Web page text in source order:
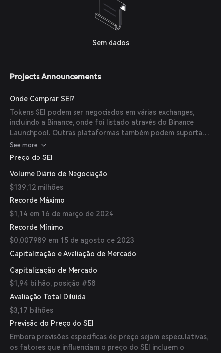
Sem dados
Projects Announcements
Onde Comprar SEI?
Tokens SEI podem ser negociados em várias exchanges,
incluindo a Binance, onde foi listado através do Binance
Launchpool. Outras plataformas também podem suportar
pares de negociação SEI.
See more
Preço do SEI
Volume Diário de Negociação
$139,12 milhões
Recorde Máximo
$1,14 em 16 de março de 2024
Recorde Mínimo
$0,007989 em 15 de agosto de 2023
Capitalização e Avaliação de Mercado
Capitalização de Mercado
$1,94 bilhão, posição #58
Avaliação Total Dilúida
$3,17 bilhões
Previsão do Preço do SEI
Embora previsões específicas de preço sejam especulativas,
os fatores que influenciam o preço do SEI incluem o